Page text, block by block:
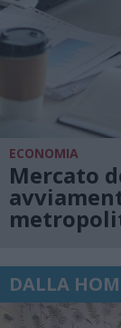
ECONOMIA
Mercato
DALLA